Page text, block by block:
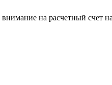
на расчетный счет